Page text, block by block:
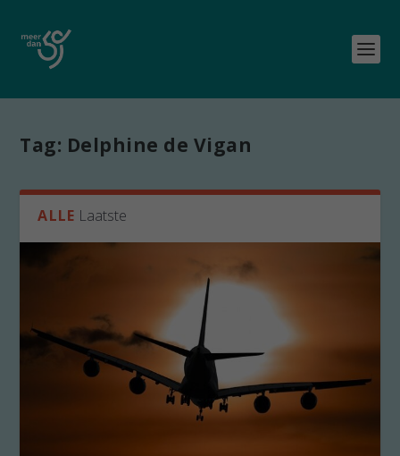
Tag: Delphine de Vigan
ALLE Laatste